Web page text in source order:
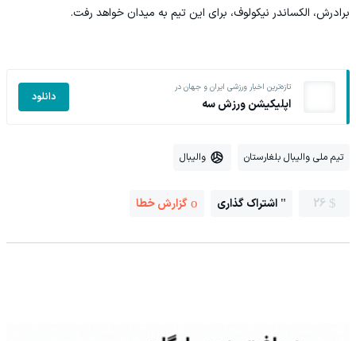
برادرش، الکساندر نیکولوف، برای این تیم به میدان خواهد رفت.
تازه‌ترین اخبار ورزشی ایران و جهان در
اپلیکیشن ورزش سه دانلود
تیم ملی والیبال بلغارستان والیبال
26 اشتراک گذاری گزارش خطا